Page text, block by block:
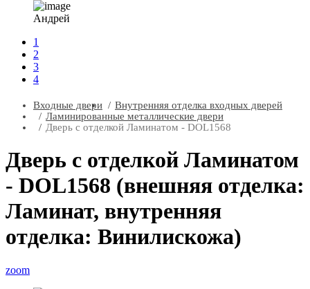
Андрей
1
2
3
4
Входные двери
Внутренняя отделка входных дверей
Ламинированные металлические двери
Дверь с отделкой Ламинатом - DOL1568
Дверь с отделкой Ламинатом
- DOL1568 (внешняя отделка:
Ламинат, внутренняя
отделка: Винилискожа)
zoom